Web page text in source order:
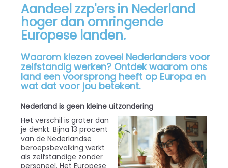
Aandeel zzp'ers in Nederland
hoger dan omringende
Europese landen.
Waarom kiezen zoveel Nederlanders voor
zelfstandig werken? Ontdek waarom ons
land een voorsprong heeft op Europa en
wat dat voor jou betekent.
Nederland is geen kleine uitzondering
Het verschil is groter dan
je denkt. Bijna 13 procent
van de Nederlandse
beroepsbevolking werkt
als zelfstandige zonder
personeel. Het Europese